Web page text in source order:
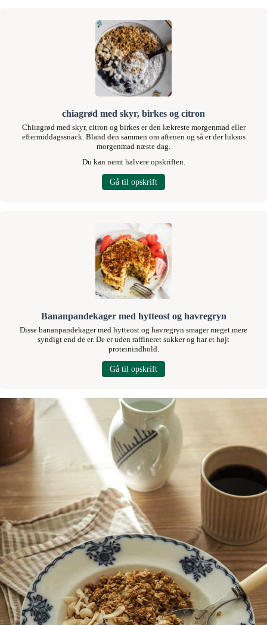
chiagrød med skyr, birkes og citron
Chiragrød med skyr, citron og birkes er den lækreste morgenmad eller
eftermiddagssnack. Bland den sammen om aftenen og så er der luksus
morgenmad næste dag.
Du kan nemt halvere opskriften.
Gå til opskrift
Bananpandekager med hytteost og havregryn
Disse bananpandekager med hytteost og havregryn smager meget mere
syndigt end de er. De er uden raffineret sukker og har et højt
proteinindhold.
Gå til opskrift